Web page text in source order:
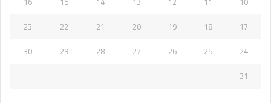
17
18
19
20
21
22
23
24
25
26
27
28
29
30
31